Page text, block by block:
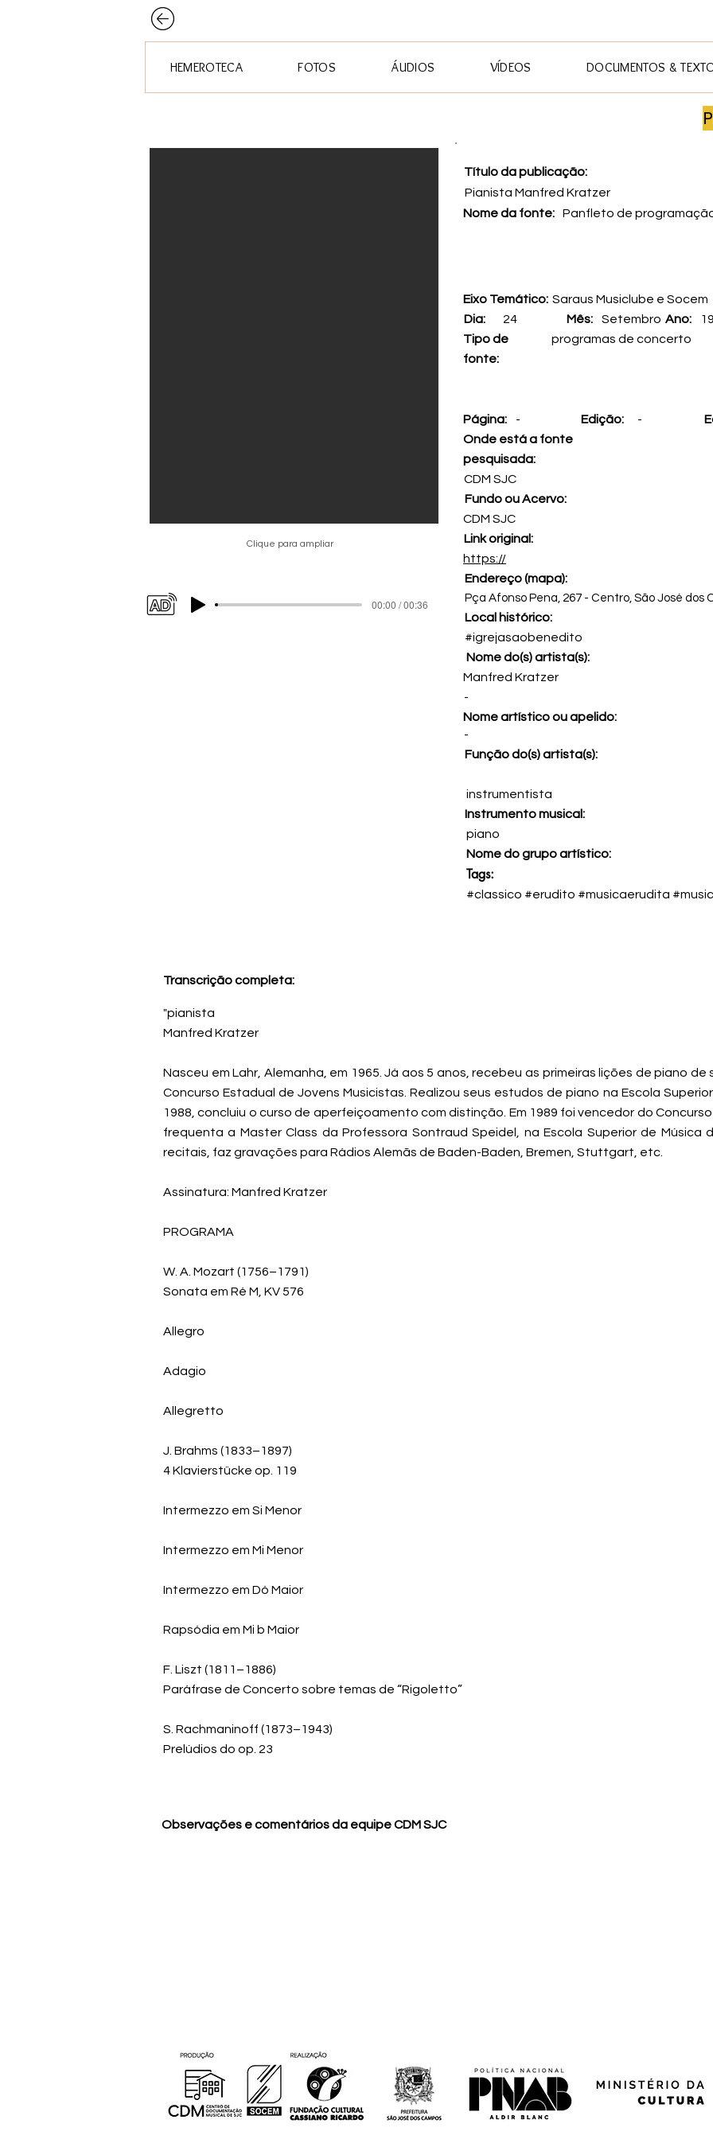
HEMEROTECA FOTOS ÁUDIOS VÍDEOS DOCUMENTOS &
Clique para ampliar
00:00 / 00:36
Título da publicação:
Pianista Manfred Kratzer
Nome da fonte:
Panfleto de programação
Eixo Temático:Saraus Musiclube e Socem
Dia:
24 Mês: Setembro Ano:
Tipo de
fonte:
programas de concerto
Página: - Edição: -
Onde está a fonte
pesquisada:
CDM SJC
Fundo ou Acervo:
CDM SJC
Link original:
https://
Endereço (mapa):
Pça Afonso Pena, 267 - Centro, São José dos
Local histórico:
#igrejasaobenedito
Nome do(s) artista(s):
Manfred Kratzer
-
Nome artístico ou apelido:
-
Função do(s) artista(s):
instrumentista
Instrumento musical:
piano
Nome do grupo artístico:
Tags:
#classico #erudito #musicaerudita
Transcrição completa:
"pianista
Manfred Kratzer
Nasceu em Lahr, Alemanha, em 1965. Já aos 5 anos, recebeu as primeiras lições de piano de
Concurso Estadual de Jovens Musicistas. Realizou seus estudos de piano na Escola
1988, concluiu o curso de aperfeiçoamento com distinção. Em 1989 foi vencedor do
frequenta a Master Class da Professora Sontraud Speidel, na Escola Superior de Música
recitais, faz gravações para Rádios Alemãs de Baden-Baden, Bremen, Stuttgart, etc.
Assinatura: Manfred Kratzer
PROGRAMA
W. A. Mozart (1756–1791)
Sonata em Ré M, KV 576
Allegro
Adagio
Allegretto
J. Brahms (1833–1897)
4 Klavierstücke op. 119
Intermezzo em Si Menor
Intermezzo em Mi Menor
Intermezzo em Dó Maior
Rapsódia em Mi b Maior
F. Liszt (1811–1886)
Paráfrase de Concerto sobre temas de “Rigoletto”
S. Rachmaninoff (1873–1943)
Prelúdios do op. 23
Observações e comentários da equipe CDM SJC